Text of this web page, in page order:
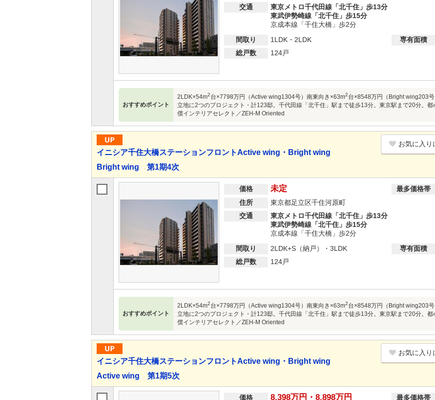
交通
東京メトロ千代田線「北千住」歩13分
東武伊勢崎線「北千住」歩15分
京成本線「千住大橋」歩2分
間取り
1LDK・2LDK 専有面積
総戸数 124戸
おすすめポイント
2LDK×54m2台×7798万円（Active wing1304号）南東向き×63m2台×8548万円（Bright wing203
立地に2つのプロジェクト・計123邸。千代田線「北千住」駅まで徒歩13分。東京駅まで20分。
償インテリアセレクト／ZEH-M Oriented
イニシア千住大橋ステーションフロントActive wing・Bright wing
Bright wing 第1期4次
お気に入り
価格 未定 最多価格帯
住所
東京都足立区千住河原町
交通
東京メトロ千代田線「北千住」歩13分
東武伊勢崎線「北千住」歩15分
京成本線「千住大橋」歩2分
間取り
2LDK+S（納戸）・3LDK 専有面積
総戸数 124戸
おすすめポイント
2LDK×54m2台×7798万円（Active wing1304号）南東向き×63m2台×8548万円（Bright wing203
立地に2つのプロジェクト・計123邸。千代田線「北千住」駅まで徒歩13分。東京駅まで20分。
償インテリアセレクト／ZEH-M Oriented
イニシア千住大橋ステーションフロントActive wing・Bright wing
Active wing 第1期5次
お気に入り
価格 8,398万円・8,898万円 最多価格帯